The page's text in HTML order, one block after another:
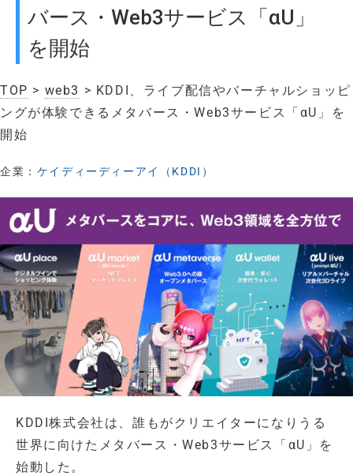
バース・Web3サービス「αU」
を開始
TOP > web3 > KDDI、ライブ配信やバーチャルショッピ
ングが体験できるメタバース・Web3サービス「αU」を
開始
企業： ケイディーディーアイ（KDDI）
KDDI株式会社は、誰もがクリエイターになりうる
世界に向けたメタバース・Web3サービス「αU」を
始動した。